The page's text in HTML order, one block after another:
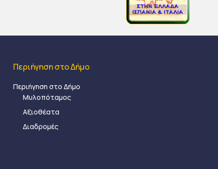
Περιήγηση στο Δήμο
Περιήγηση στο Δήμο
Μυλοπόταμος
Αξιοθέατα
Διαδρομές